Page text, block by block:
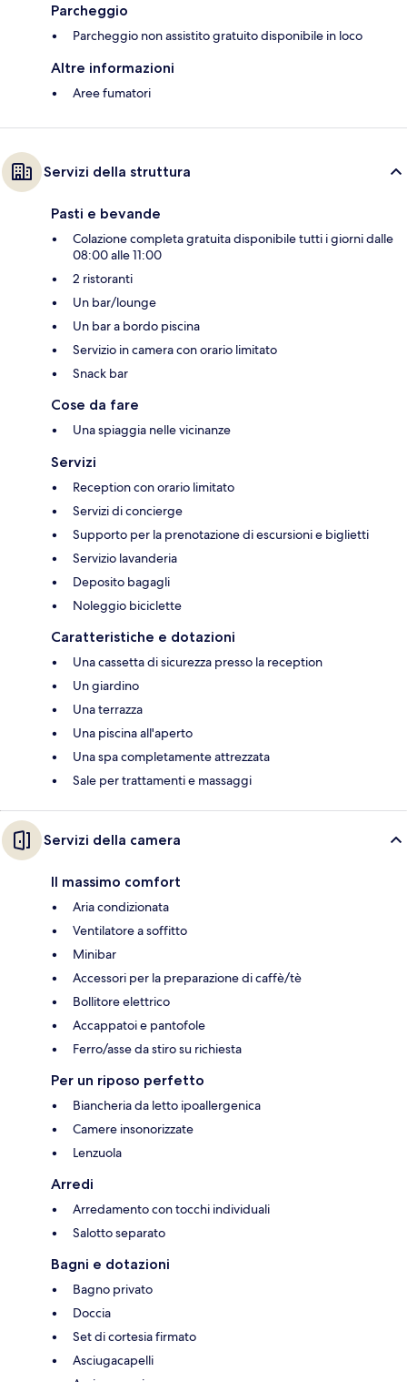
Parcheggio
Parcheggio non assistito gratuito disponibile in loco
Altre informazioni
Aree fumatori
Servizi della struttura
Pasti e bevande
Colazione completa gratuita disponibile tutti i giorni dalle
08:00 alle 11:00
2 ristoranti
Un bar/lounge
Un bar a bordo piscina
Servizio in camera con orario limitato
Snack bar
Cose da fare
Una spiaggia nelle vicinanze
Servizi
Reception con orario limitato
Servizi di concierge
Supporto per la prenotazione di escursioni e biglietti
Servizio lavanderia
Deposito bagagli
Noleggio biciclette
Caratteristiche e dotazioni
Una cassetta di sicurezza presso la reception
Un giardino
Una terrazza
Una piscina all'aperto
Una spa completamente attrezzata
Sale per trattamenti e massaggi
Servizi della camera
Il massimo comfort
Aria condizionata
Ventilatore a soffitto
Minibar
Accessori per la preparazione di caffè/tè
Bollitore elettrico
Accappatoi e pantofole
Ferro/asse da stiro su richiesta
Per un riposo perfetto
Biancheria da letto ipoallergenica
Camere insonorizzate
Lenzuola
Arredi
Arredamento con tocchi individuali
Salotto separato
Bagni e dotazioni
Bagno privato
Doccia
Set di cortesia firmato
Asciugacapelli